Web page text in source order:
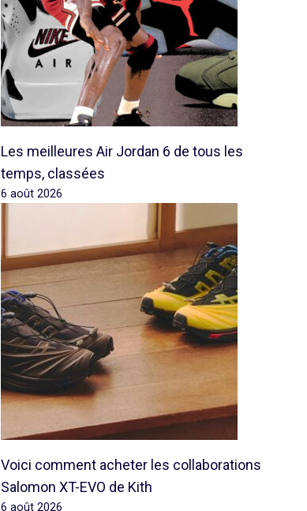
Les meilleures Air Jordan 6 de tous les
temps, classées
6 août 2026
Voici comment acheter les collaborations
Salomon XT-EVO de Kith
6 août 2026